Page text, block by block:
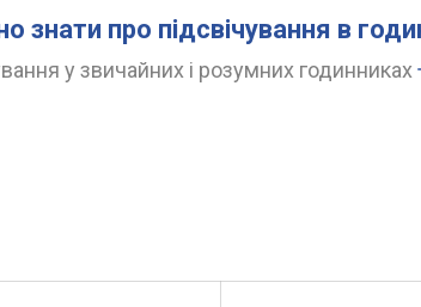
знати про підсвічування в
у звичайних і розумних годинниках